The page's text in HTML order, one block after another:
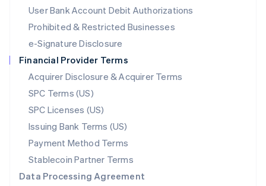
User Bank Account Debit Authorizations
Prohibited & Restricted Businesses
e-Signature Disclosure
Financial Provider Terms
Acquirer Disclosure & Acquirer Terms
SPC Terms (US)
SPC Licenses (US)
Issuing Bank Terms (US)
Payment Method Terms
Stablecoin Partner Terms
Data Processing Agreement
English
Mexico
Netherlands
NederlandsEnglish
New Zealand
Norway
English
Poland
English
Portugal
Português English
English